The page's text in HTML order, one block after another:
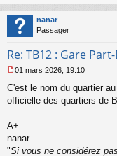
o
n
l
u
nanar
Passager
Re: TB12 : Gare
e
s
g
e
n
01 mars 2026, 19:10
C'est le nom du quartier
officielle des quartiers de
A+
nanar
"Si vous ne considérez